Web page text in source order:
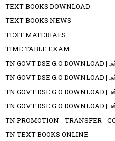
TEXT BOOKS DOWNLOAD
TEXT BOOKS NEWS
TEXT MATERIALS
TIME TABLE EXAM
TN GOVT DSE G.O DOWNLOAD
TN GOVT DSE G.O DOWNLOAD
TN GOVT DSE G.O DOWNLOAD
TN GOVT DSE G.O DOWNLOAD
TN PROMOTION - TRANSFER -
TN TEXT BOOKS ONLINE